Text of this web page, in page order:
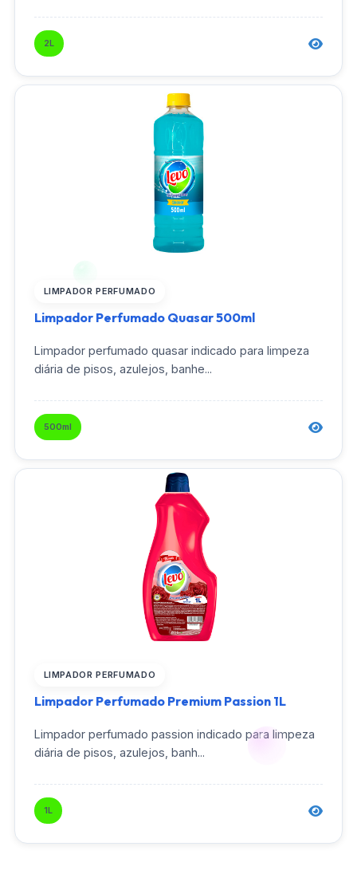
2L
LIMPADOR PERFUMADO
Limpador Perfumado Quasar 500ml
Limpador perfumado quasar indicado para limpeza
diária de pisos, azulejos, banhe...
500ml
LIMPADOR PERFUMADO
Limpador Perfumado Premium Passion 1L
Limpador perfumado passion indicado para limpeza
diária de pisos, azulejos, banh...
1L